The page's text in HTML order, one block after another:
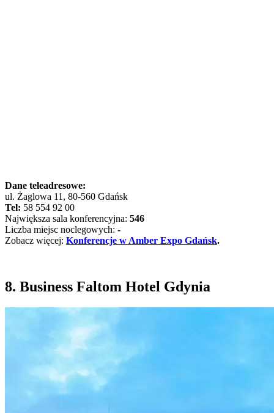
Dane teleadresowe:
ul. Żaglowa 11, 80-560 Gdańsk
Tel: 58 554 92 00
Największa sala konferencyjna: 546
Liczba miejsc noclegowych: -
Zobacz więcej: Konferencje w Amber Expo Gdańsk.
8. Business Faltom Hotel Gdynia